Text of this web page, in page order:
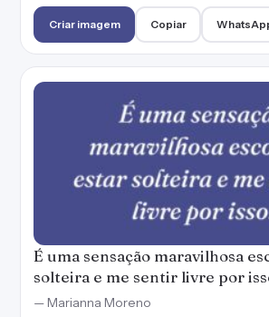
Criar imagem Copiar
É uma sensação maravilhosa
solteira e me sentir livre por
— Marianna Moreno